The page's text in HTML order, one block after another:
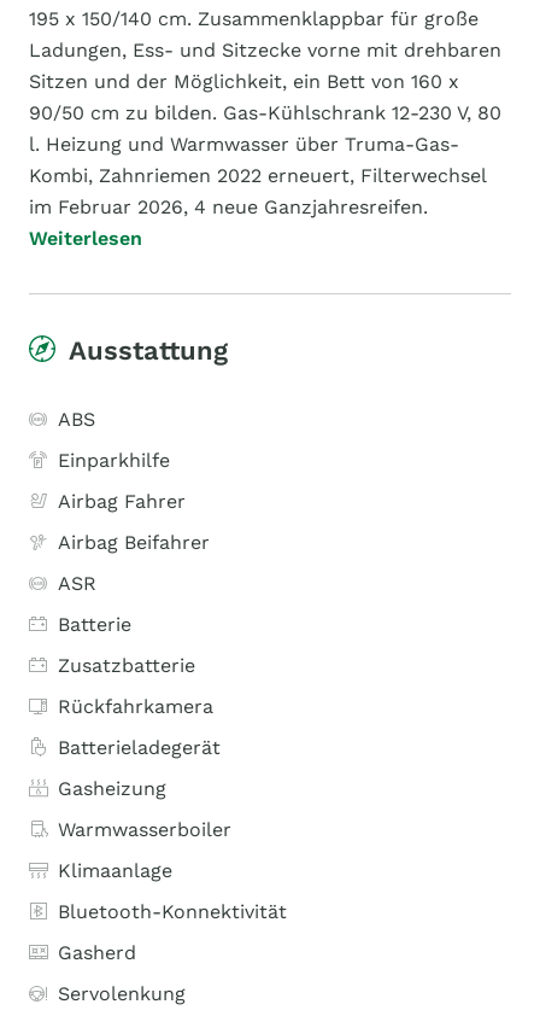
195 x 150/140 cm. Zusammenklappbar für große
Ladungen, Ess- und Sitzecke vorne mit drehbaren
Sitzen und der Möglichkeit, ein Bett von 160 x
90/50 cm zu bilden. Gas-Kühlschrank 12-230 V, 80
l. Heizung und Warmwasser über Truma-Gas-
Kombi, Zahnriemen 2022 erneuert, Filterwechsel
im Februar 2026, 4 neue Ganzjahresreifen.
Weiterlesen
Ausstattung
ABS
Einparkhilfe
Airbag Fahrer
Airbag Beifahrer
ASR
Batterie
Zusatzbatterie
Rückfahrkamera
Batterieladegerät
Gasheizung
Warmwasserboiler
Klimaanlage
Bluetooth-Konnektivität
Gasherd
Servolenkung